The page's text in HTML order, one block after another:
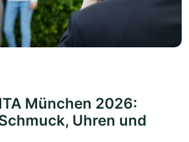
München 2026:
Uhren und